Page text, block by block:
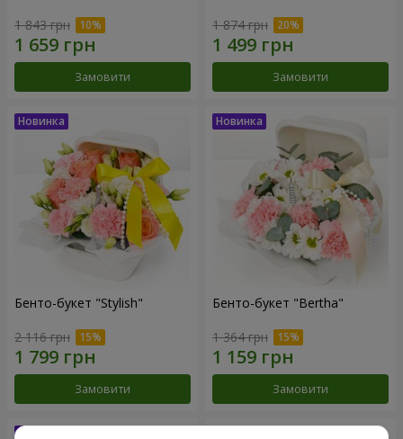
1 843 грн
Замовити
1 874 грн
Замовити
Бенто-букет "Stylish"
2 116 грн
Замовити
Бенто-букет "Bertha"
1 364 грн
Замовити